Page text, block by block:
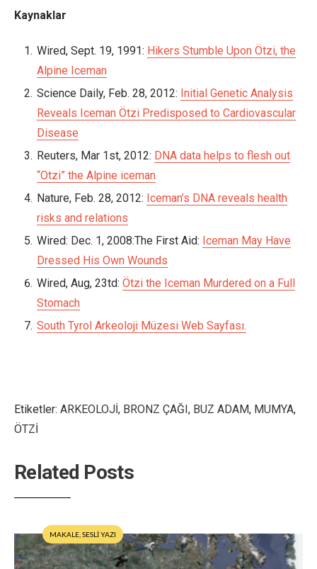
Kaynaklar
Wired, Sept. 19, 1991: Hikers Stumble Upon Ötzi, the
Alpine Iceman
Science Daily, Feb. 28, 2012: Initial Genetic Analysis
Reveals Iceman Ötzi Predisposed to Cardiovascular
Disease
Reuters, Mar 1st, 2012: DNA data helps to flesh out
“Otzi” the Alpine iceman
Nature, Feb. 28, 2012: Iceman’s DNA reveals health
risks and relations
Wired: Dec. 1, 2008:The First Aid: Iceman May Have
Dressed His Own Wounds
Wired, Aug, 23td: Ötzi the Iceman Murdered on a Full
Stomach
South Tyrol Arkeoloji Müzesi Web Sayfası.
Etiketler: ARKEOLOJİ, BRONZ ÇAĞI, BUZ ADAM, MUMYA,
ÖTZİ
Related Posts
MAKALE SESLİ YAZI